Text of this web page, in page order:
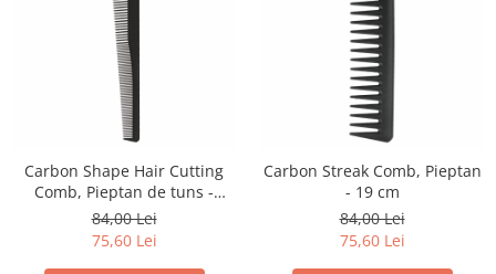
Carbon Shape Hair Cutting
Comb, Pieptan de tuns -
17,5cm
84,00 Lei
75,60 Lei
Carbon Streak Comb, Pieptan
- 19 cm
84,00 Lei
75,60 Lei